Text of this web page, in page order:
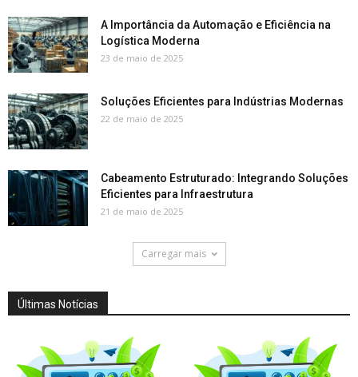
A Importância da Automação e Eficiência na
Logística Moderna
23 de maio de 2025
Soluções Eficientes para Indústrias Modernas
22 de maio de 2025
Cabeamento Estruturado: Integrando Soluções
Eficientes para Infraestrutura
21 de maio de 2025
Carregar mais
Últimas Notícias